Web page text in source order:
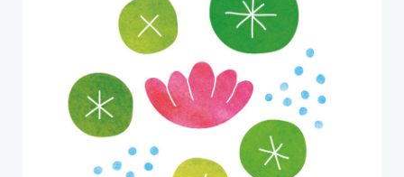
ー
シ
ョ